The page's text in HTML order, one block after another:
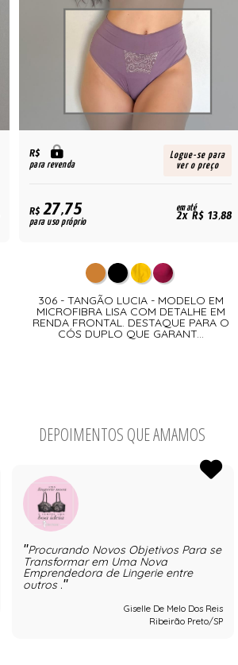
R$
para revenda
Logue-se para
ver o preço
R$27,75
para uso próprio
em até
2x R$ 13,88
306 - TANGÃO LUCIA - MODELO EM
MICROFIBRA LISA COM DETALHE EM
RENDA FRONTAL. DESTAQUE PARA O
CÓS DUPLO QUE GARANT...
DEPOIMENTOS QUE AMAMOS
Procurando Novos Objetivos Para se
Transformar em Uma Nova
Emprendedora de Lingerie entre
outros .
Giselle De Melo Dos Reis
Ribeirão Preto/SP